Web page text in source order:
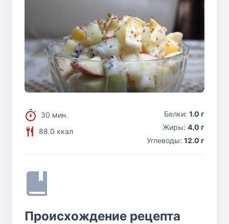
30 мин.
88.0 ккал
Белки: 1.0 г
Жиры: 4.0 г
Углеводы: 12.0 г
Происхождение рецепта